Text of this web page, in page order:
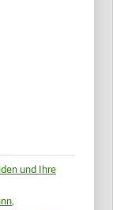
und Ihre
,